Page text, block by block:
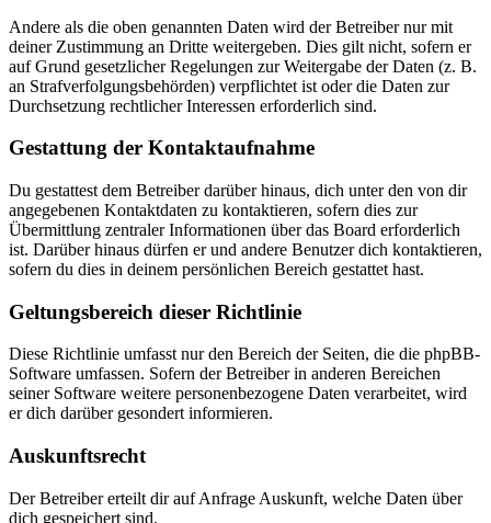
Andere als die oben genannten Daten wird der Betreiber nur mit
deiner Zustimmung an Dritte weitergeben. Dies gilt nicht, sofern er
auf Grund gesetzlicher Regelungen zur Weitergabe der Daten (z. B.
an Strafverfolgungsbehörden) verpflichtet ist oder die Daten zur
Durchsetzung rechtlicher Interessen erforderlich sind.
Gestattung der Kontaktaufnahme
Du gestattest dem Betreiber darüber hinaus, dich unter den von dir
angegebenen Kontaktdaten zu kontaktieren, sofern dies zur
Übermittlung zentraler Informationen über das Board erforderlich
ist. Darüber hinaus dürfen er und andere Benutzer dich kontaktieren,
sofern du dies in deinem persönlichen Bereich gestattet hast.
Geltungsbereich dieser Richtlinie
Diese Richtlinie umfasst nur den Bereich der Seiten, die die phpBB-
Software umfassen. Sofern der Betreiber in anderen Bereichen
seiner Software weitere personenbezogene Daten verarbeitet, wird
er dich darüber gesondert informieren.
Auskunftsrecht
Der Betreiber erteilt dir auf Anfrage Auskunft, welche Daten über
dich gespeichert sind.